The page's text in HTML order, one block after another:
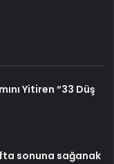
Yitiren “33 Düş
sonuna sağanak